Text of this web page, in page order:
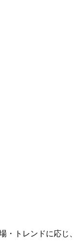
・トレンドに応じ、